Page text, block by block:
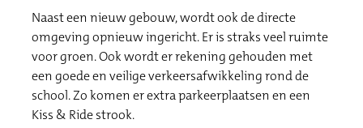
Naast een nieuw gebouw, wordt ook de directe
omgeving opnieuw ingericht. Er is straks veel ruimte
voor groen. Ook wordt er rekening gehouden met
een goede en veilige verkeersafwikkeling rond de
school. Zo komen er extra parkeerplaatsen en een
Kiss & Ride strook.